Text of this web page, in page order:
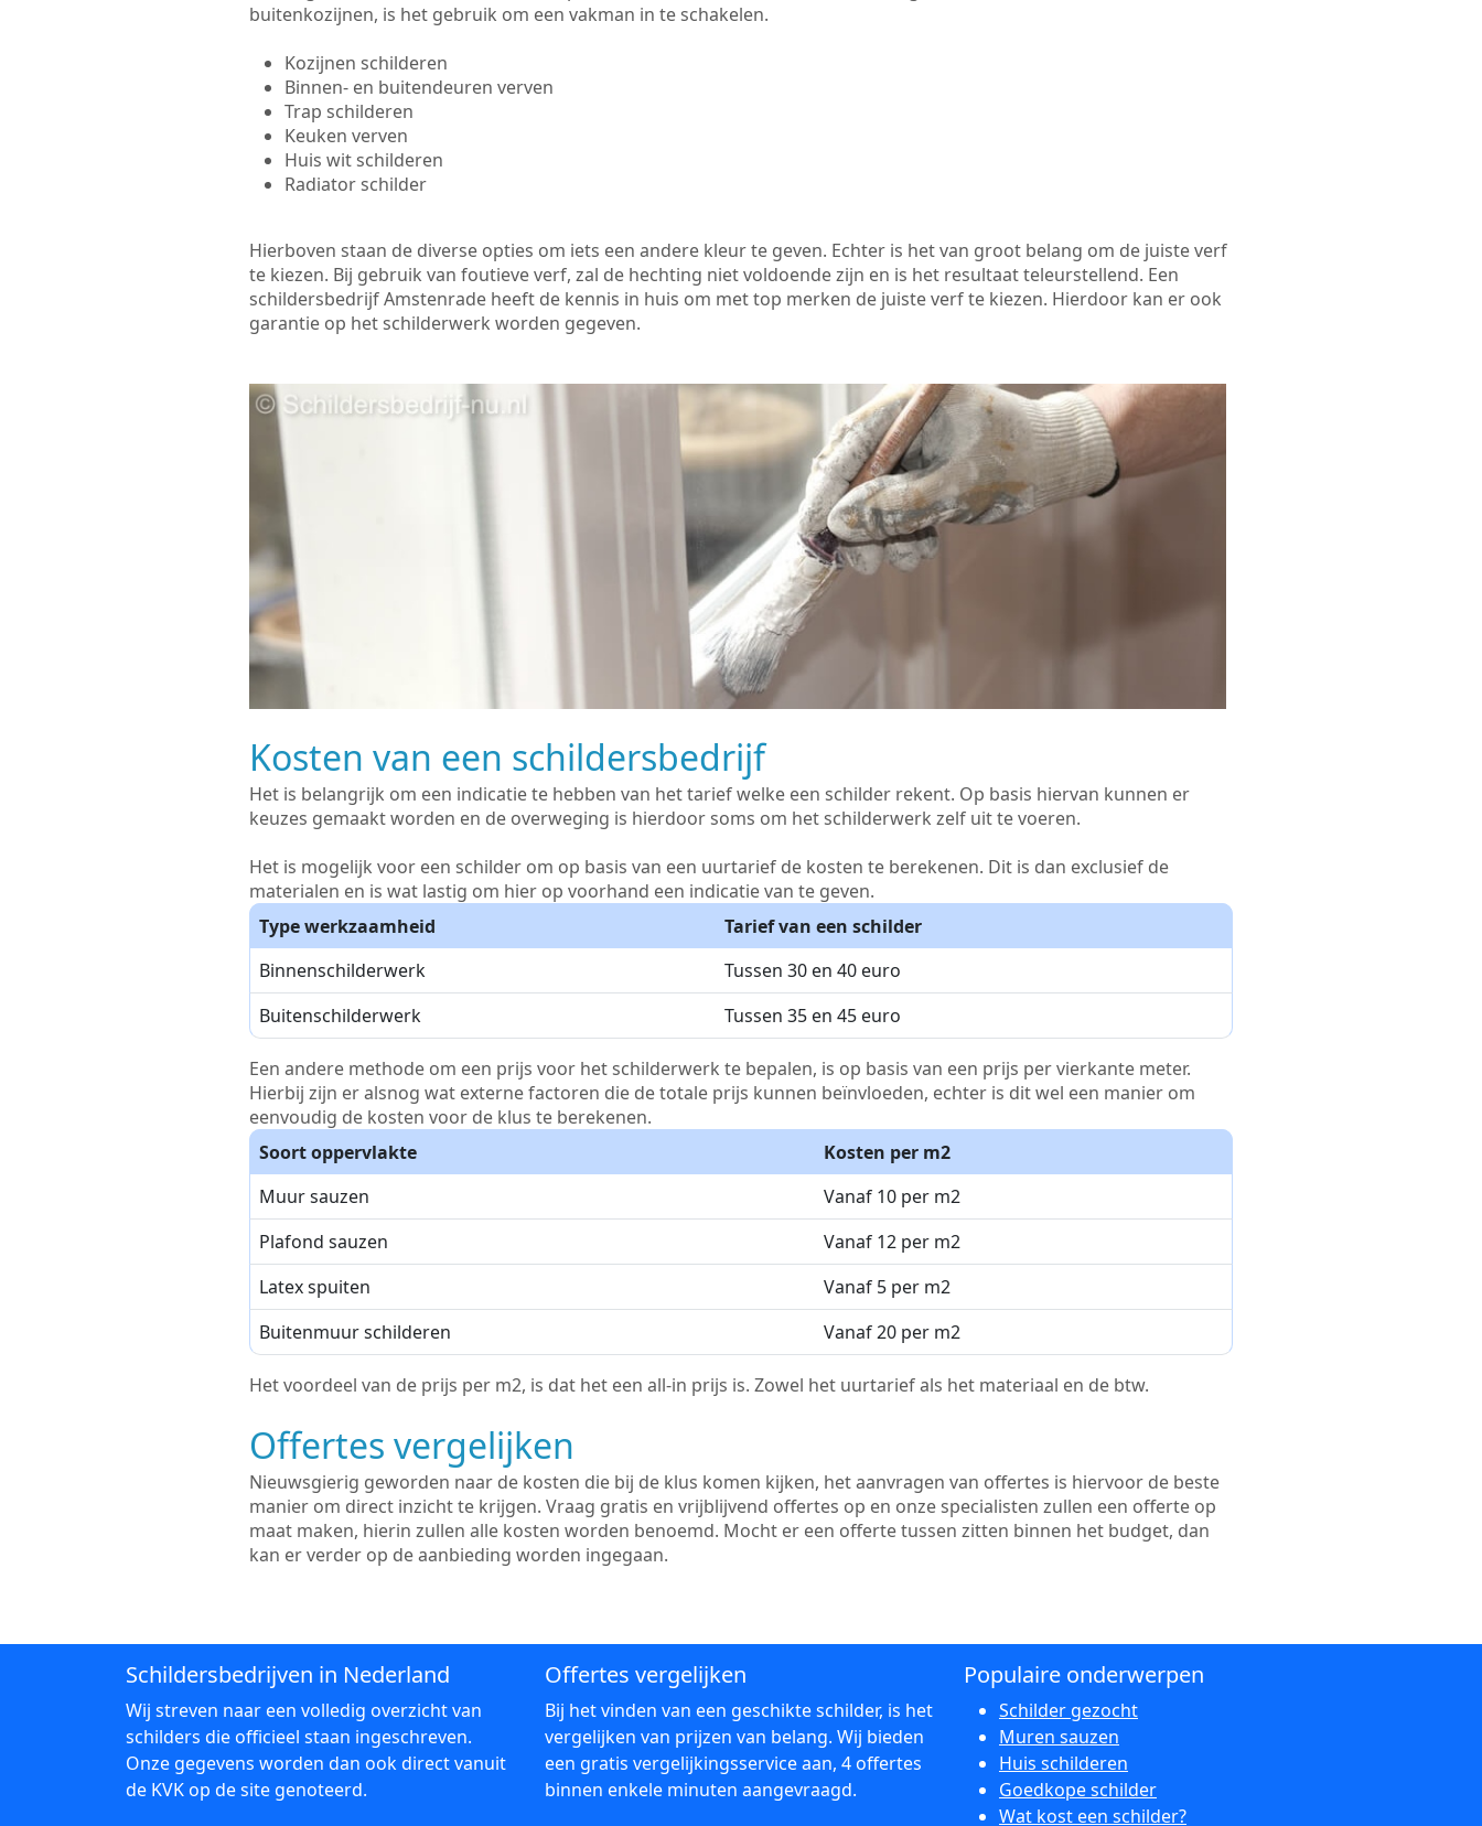
buitenkozijnen, is het gebruik om een vakman in te schakelen.
Kozijnen schilderen
Binnen- en buitendeuren verven
Trap schilderen
Keuken verven
Huis wit schilderen
Radiator schilder
Hierboven staan de diverse opties om iets een andere kleur te geven. Echter is het van groot belang om de juiste verf
te kiezen. Bij gebruik van foutieve verf, zal de hechting niet voldoende zijn en is het resultaat teleurstellend. Een
schildersbedrijf Amstenrade heeft de kennis in huis om met top merken de juiste verf te kiezen. Hierdoor kan er ook
garantie op het schilderwerk worden gegeven.
Kosten van een schildersbedrijf
Het is belangrijk om een indicatie te hebben van het tarief welke een schilder rekent. Op basis hiervan kunnen er
keuzes gemaakt worden en de overweging is hierdoor soms om het schilderwerk zelf uit te voeren.
Het is mogelijk voor een schilder om op basis van een uurtarief de kosten te berekenen. Dit is dan exclusief de
materialen en is wat lastig om hier op voorhand een indicatie van te geven.
Type werkzaamheid
Tarief van een schilder
Binnenschilderwerk
Tussen 30 en 40 euro
Buitenschilderwerk
Tussen 35 en 45 euro
Een andere methode om een prijs voor het schilderwerk te bepalen, is op basis van een prijs per vierkante meter.
Hierbij zijn er alsnog wat externe factoren die de totale prijs kunnen beïnvloeden, echter is dit wel een manier om
eenvoudig de kosten voor de klus te berekenen.
Soort oppervlakte
Kosten per m2
Muur sauzen
Vanaf 10 per m2
Plafond sauzen
Vanaf 12 per m2
Latex spuiten
Vanaf 5 per m2
Buitenmuur schilderen
Vanaf 20 per m2
Het voordeel van de prijs per m2, is dat het een all-in prijs is. Zowel het uurtarief als het materiaal en de btw.
Offertes vergelijken
Nieuwsgierig geworden naar de kosten die bij de klus komen kijken, het aanvragen van offertes is hiervoor de beste
manier om direct inzicht te krijgen. Vraag gratis en vrijblijvend offertes op en onze specialisten zullen een offerte op
maat maken, hierin zullen alle kosten worden benoemd. Mocht er een offerte tussen zitten binnen het budget, dan
kan er verder op de aanbieding worden ingegaan.
Schildersbedrijven in Nederland
Wij streven naar een volledig overzicht van
schilders die officieel staan ingeschreven.
Onze gegevens worden dan ook direct vanuit
de KVK op de site genoteerd.
Offertes vergelijken
Bij het vinden van een geschikte schilder, is het
vergelijken van prijzen van belang. Wij bieden
een gratis vergelijkingsservice aan, 4 offertes
binnen enkele minuten aangevraagd.
Populaire onderwerpen
Schilder gezocht
Muren sauzen
Huis schilderen
Goedkope schilder
Wat kost een schilder?